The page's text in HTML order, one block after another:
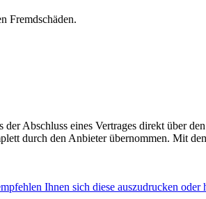
Fremdschäden.
Abschluss eines Vertrages direkt über
durch den Anbieter übernommen. Mit
Ihnen sich diese auszudrucken oder